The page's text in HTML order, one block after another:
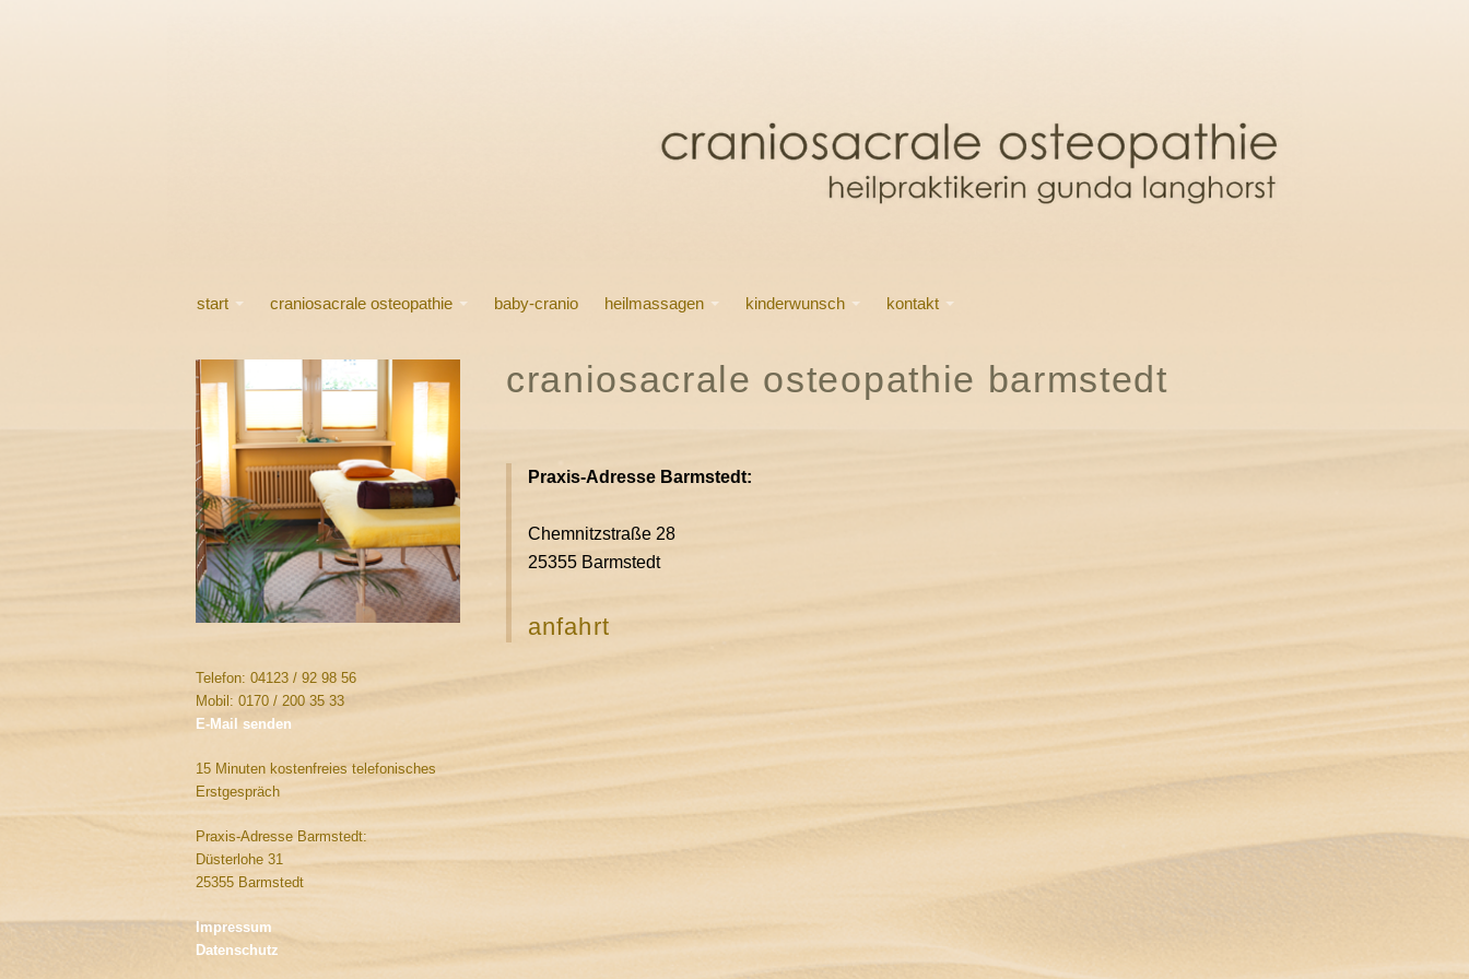
start craniosacrale osteopathie baby-cranio heilmassagen kinderwunsch kontakt
craniosacrale osteopathie barmstedt
Praxis-Adresse Barmstedt:
Chemnitzstraße 28
25355 Barmstedt
anfahrt
Telefon: 04123 / 92 98 56
Mobil: 0170 / 200 35 33
E-Mail senden
15 Minuten kostenfreies telefonisches
Erstgespräch
Praxis-Adresse Barmstedt:
Düsterlohe 31
25355 Barmstedt
Impressum
Datenschutz